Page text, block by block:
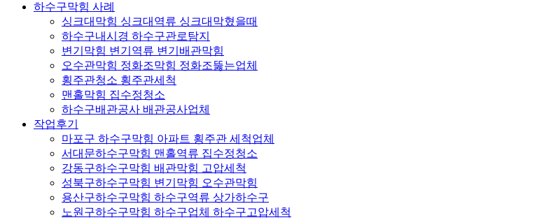
하수구막힘 사례
싱크대막힘 싱크대역류 싱크대막혔을때
하수구내시경 하수구관로탐지
변기막힘 변기역류 변기배관막힘
오수관막힘 정화조막힘 정화조뚫는업체
횡주관청소 횡주관세척
맨홀막힘 집수정청소
하수구배관공사 배관공사업체
작업후기
마포구 하수구막힘 아파트 횡주관 세척업체
서대문하수구막힘 맨홀역류 집수정청소
강동구하수구막힘 배관막힘 고압세척
성북구하수구막힘 변기막힘 오수관막힘
용산구하수구막힘 하수구역류 상가하수구
노원구하수구막힘 하수구업체 하수구고압세척